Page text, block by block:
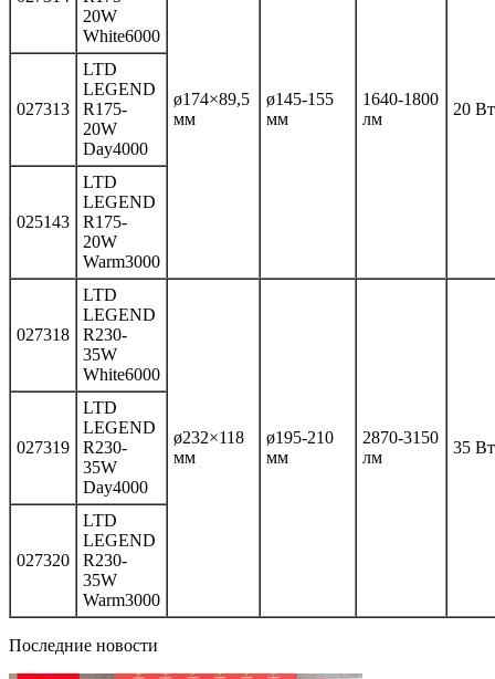
20W
White6000
ø174×89,5
мм
ø145-155
мм
1640-1800
лм
20 Вт
027313
LTD
LEGEND
R175-
20W
Day4000
025143
LTD
LEGEND
R175-
20W
Warm3000
027318
LTD
LEGEND
R230-
35W
White6000
ø232×118
мм
ø195-210
мм
2870-3150
лм
35 Вт
027319
LTD
LEGEND
R230-
35W
Day4000
027320
LTD
LEGEND
R230-
35W
Warm3000
Последние новости